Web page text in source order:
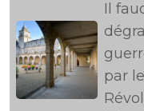
Il
par